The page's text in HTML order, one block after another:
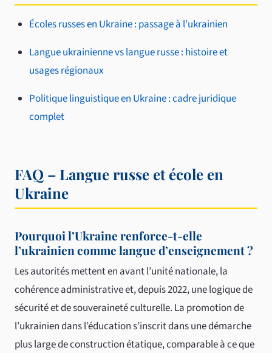
Écoles russes en Ukraine : passage à l’ukrainien
Langue ukrainienne vs langue russe : histoire et
usages régionaux
Politique linguistique en Ukraine : cadre juridique
complet
FAQ – Langue russe et école en
Ukraine
Pourquoi l’Ukraine renforce-t-elle
l’ukrainien comme langue d’enseignement ?
Les autorités mettent en avant l’unité nationale, la
cohérence administrative et, depuis 2022, une logique de
sécurité et de souveraineté culturelle. La promotion de
l’ukrainien dans l’éducation s’inscrit dans une démarche
plus large de construction étatique, comparable à ce que